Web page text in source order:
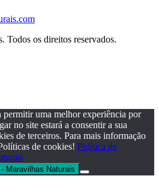
os direitos reservados.
permitir uma melhor experiência por
no site estará a consentir a sua
de terceiros. Para mais informação
de cookies! Política de
Maravilhas Naturais